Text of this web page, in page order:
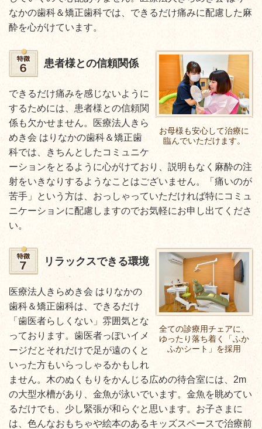
なかの歯科＆矯正歯科では、できるだけ痛みに配慮した麻
酔を心がけています。
お母様も安心して治療に
臨んでいただけます。
患者様との信頼関係
できるだけ痛みを感じないように
するためには、患者様との信頼関
係も欠かせません。医療法人きら
めき会 はりなかの歯科＆矯正歯
科では、きちんとしたコミュニケ
ーションをとるように心がけており、説明もなく麻酔の注
射をいきなりするようなことはございません。「痛いのが
苦手」という方は、おっしゃっていただければ特にコミュ
ニケーションに配慮しますのでお気軽にお申し出てくださ
い。
全ての診療用チェアに、
ゆったり落ち着く「ふか
ふかシート」を採用
リラックスできる環境
医療法人きらめき会 はりなかの
歯科＆矯正歯科は、できるだけ
「歯医者らしくない」雰囲気とな
っております。歯医者っぽいイメ
ージだとそれだけで足が遠のくと
いった方もいらっしゃるかもしれ
ません。木のぬくもりをかんじる広めの待合室には、2m
の大型水槽があり、金魚が泳いでいます。金魚を眺めてい
るだけでも、少し緊張が和らぐと思います。お子さまに
は、色んなおもちゃや絵本のあるキッズスペースで治療前